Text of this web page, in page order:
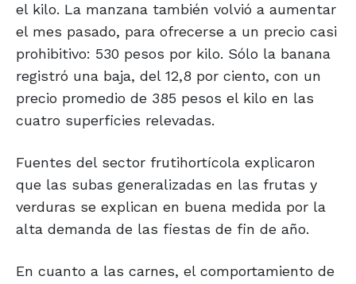
el kilo. La manzana también volvió a aumentar
el mes pasado, para ofrecerse a un precio casi
prohibitivo: 530 pesos por kilo. Sólo la banana
registró una baja, del 12,8 por ciento, con un
precio promedio de 385 pesos el kilo en las
cuatro superficies relevadas.
Fuentes del sector frutihortícola explicaron
que las subas generalizadas en las frutas y
verduras se explican en buena medida por la
alta demanda de las fiestas de fin de año.
En cuanto a las carnes, el comportamiento de